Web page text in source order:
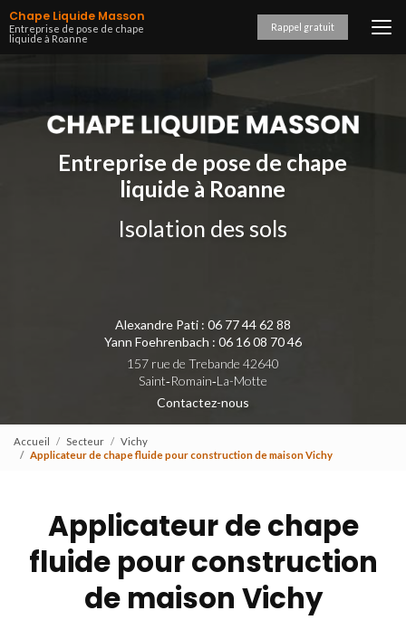
Aller
au
contenu
Chape Liquide Masson
Entreprise de pose de chape
liquide à Roanne
Rappel gratuit
Entreprise de pose de chape
liquide à Roanne
Isolation des sols
Alexandre Pati : 06 77 44 62 88
Yann Foehrenbach : 06 16 08 70 46
157 rue de Trebande 42640
Saint‑Romain‑La-Motte
Contactez-nous
Accueil Secteur
Vichy
Applicateur de chape fluide pour construction de maison Vichy
Applicateur de chape
fluide pour construction
de maison Vichy